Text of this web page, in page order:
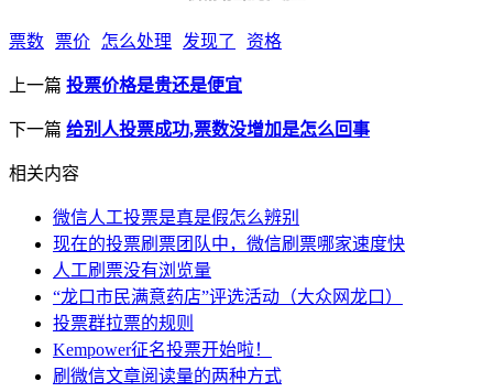
票数 票价 怎么处理 发现了 资格
上一篇 投票价格是贵还是便宜
下一篇 给别人投票成功,票数没增加是怎么回事
相关内容
微信人工投票是真是假怎么辨别
现在的投票刷票团队中，微信刷票哪家速度快
人工刷票没有浏览量
“龙口市民满意药店”评选活动（大众网龙口）
投票群拉票的规则
Kempower征名投票开始啦！
刷微信文章阅读量的两种方式